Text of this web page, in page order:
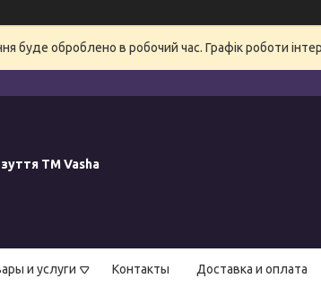
буде оброблено в робочий час. Графік роботи
ТМ Vasha
и услуги Контакты Доставка и оплата